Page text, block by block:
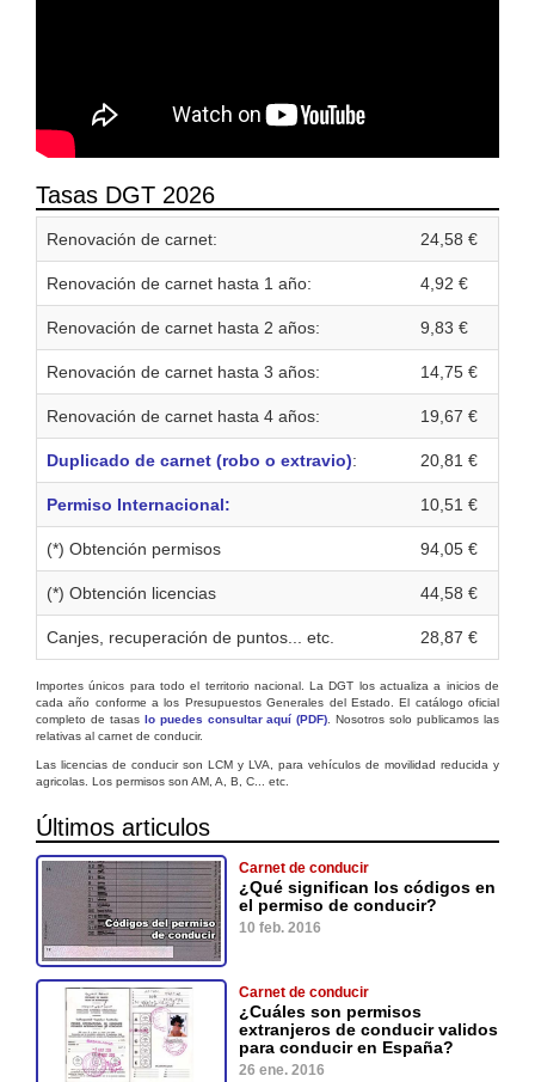
Tasas DGT 2026
Renovación de carnet: 24,58 €
Renovación de carnet hasta 1 año: 4,92 €
Renovación de carnet hasta 2 años: 9,83 €
Renovación de carnet hasta 3 años: 14,75 €
Renovación de carnet hasta 4 años: 19,67 €
Duplicado de carnet (robo o extravio): 20,81 €
Permiso Internacional: 10,51 €
(*) Obtención permisos 94,05 €
(*) Obtención licencias 44,58 €
Canjes, recuperación de puntos... etc. 28,87 €
Importes únicos para todo el territorio nacional. La DGT los actualiza a inicios de
cada año conforme a los Presupuestos Generales del Estado. El catálogo oficial
completo de tasas lo puedes consultar aquí (PDF) . Nosotros solo publicamos las
relativas al carnet de conducir.
Las licencias de conducir son LCM y LVA, para vehículos de movilidad reducida y
agricolas. Los permisos son AM, A, B, C... etc.
Últimos articulos
Carnet de conducir
¿Qué significan los códigos en
el permiso de conducir?
10 feb. 2016
Carnet de conducir
¿Cuáles son permisos
extranjeros de conducir validos
para conducir en España?
26 ene. 2016